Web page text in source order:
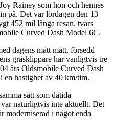
Rainey som hon och hennes
på. Det var lördagen den 13
452 mil långa resan, tvärs
Curved Dash Model 6C.
dagens mått mätt, försedd
gräsklippare har vanligtvis tre
års Oldsmobile Curved Dash
en hastighet av 40 km/tim.
sätt som dåtida
var naturligtvis inte aktuellt. Det
moderniserad i något enda